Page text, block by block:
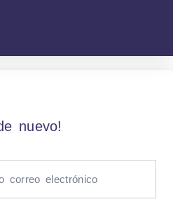
nuevo!